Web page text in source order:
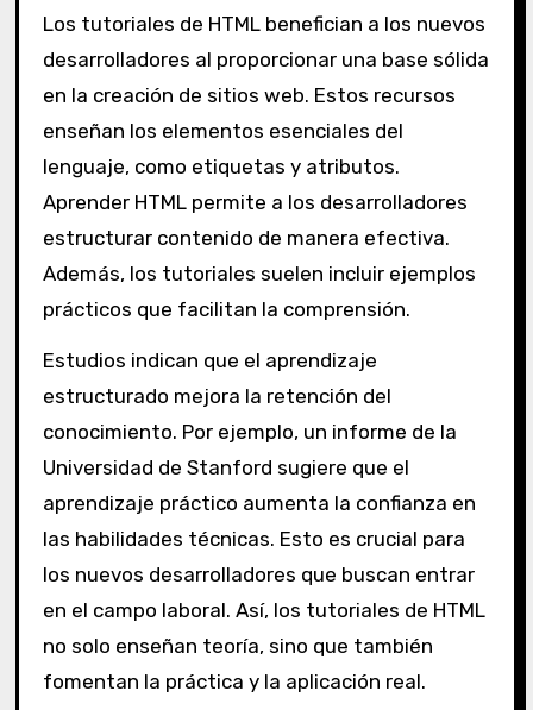
Los tutoriales de HTML benefician a los nuevos
desarrolladores al proporcionar una base sólida
en la creación de sitios web. Estos recursos
enseñan los elementos esenciales del
lenguaje, como etiquetas y atributos.
Aprender HTML permite a los desarrolladores
estructurar contenido de manera efectiva.
Además, los tutoriales suelen incluir ejemplos
prácticos que facilitan la comprensión.
Estudios indican que el aprendizaje
estructurado mejora la retención del
conocimiento. Por ejemplo, un informe de la
Universidad de Stanford sugiere que el
aprendizaje práctico aumenta la confianza en
las habilidades técnicas. Esto es crucial para
los nuevos desarrolladores que buscan entrar
en el campo laboral. Así, los tutoriales de HTML
no solo enseñan teoría, sino que también
fomentan la práctica y la aplicación real.